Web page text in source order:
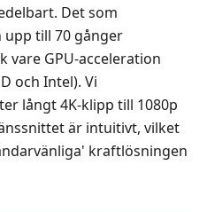
Det som
upp till 70 gånger
GPU‑acceleration
och Intel). Vi
långt 4K‑klipp till 1080p
är intuitivt, vilket
kraftlösningen